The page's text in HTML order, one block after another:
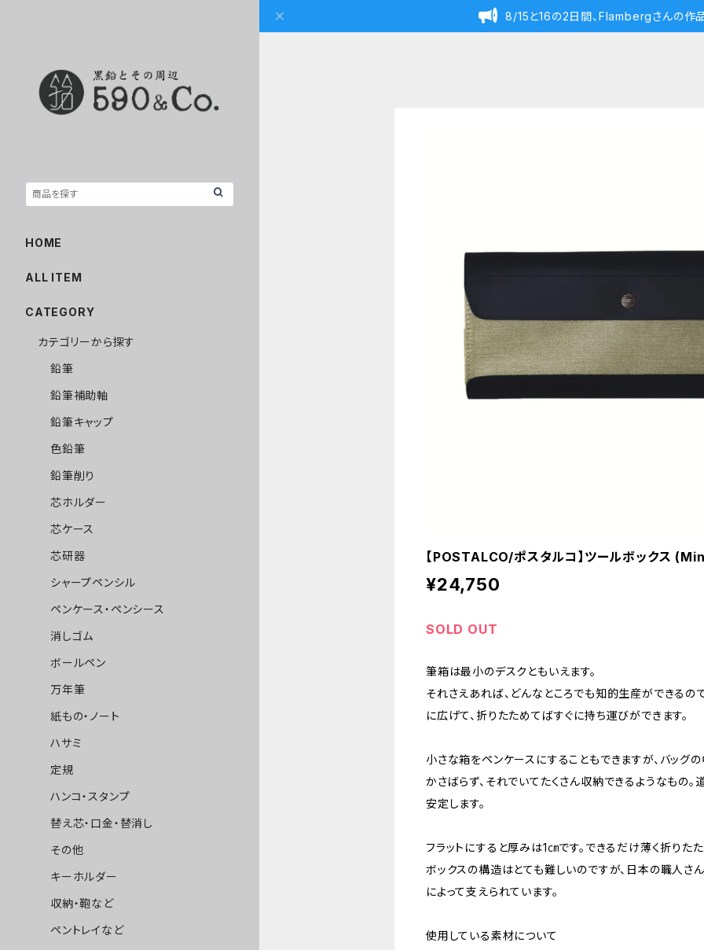
8/15と16の2日間、Flambergさんの作
【POSTALCO/ポスタルコ】ツールボックス
¥24,750
SOLD OUT
筆箱は最小のデスクともいえます。
それさえあれば、どんなところでも知的生産ができるの
に広げて、折りたためてばすぐに持ち運びができます。
小さな箱をペンケースにすることもできますが、バッグの
かさばらず、それでいてたくさん収納できるようなもの
安定します。
フラットにすると厚みは1㎝です。できるだけ薄く折りた
ボックスの構造はとても難しいのですが、日本の職人さ
によって支えられています。
使用している素材について
HOME
ALL ITEM
CATEGORY
カテゴリーから探す
鉛筆
鉛筆補助軸
鉛筆キャップ
色鉛筆
鉛筆削り
芯ホルダー
芯ケース
芯研器
シャープペンシル
ペンケース・ペンシース
消しゴム
ボールペン
万年筆
紙もの・ノート
ハサミ
定規
ハンコ・スタンプ
替え芯・口金・替消し
その他
キーホルダー
収納・鞄など
ペントレイなど